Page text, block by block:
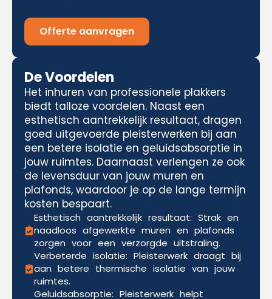
Offerte aanvragen
De Voordelen
Het inhuren van professionele plakkers
biedt talloze voordelen. Naast een
esthetisch aantrekkelijk resultaat, dragen
goed uitgevoerde pleisterwerken bij aan
een betere isolatie en geluidsabsorptie in
jouw ruimtes. Daarnaast verlengen ze ook
de levensduur van jouw muren en
plafonds, waardoor je op de lange termijn
kosten bespaart.
Esthetisch aantrekkelijk resultaat: Strak en
naadloos afgewerkte muren en plafonds
zorgen voor een verzorgde uitstraling.
Verbeterde isolatie: Pleisterwerk draagt bij
aan betere thermische isolatie van jouw
ruimtes.
Geluidsabsorptie: Pleisterwerk helpt